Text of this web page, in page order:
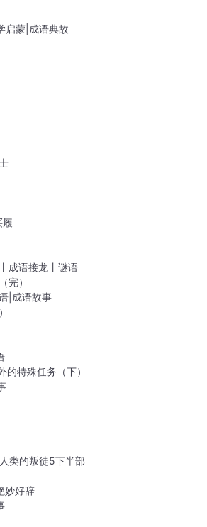
启蒙|成语典故
履
成语接龙丨谜语
完）
|成语故事
特殊任务（下）
类的叛徒5下半部
妙好辞